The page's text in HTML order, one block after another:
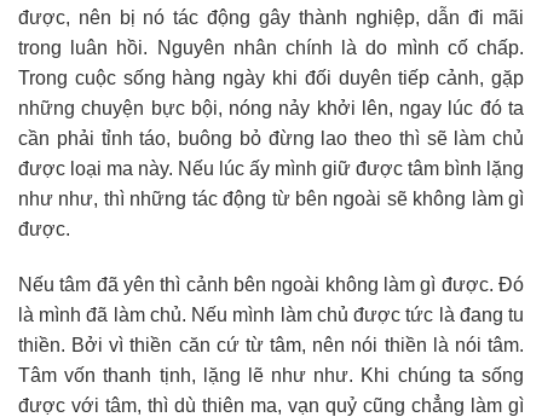
được, nên bị nó tác động gây thành nghiệp, dẫn đi mãi
trong luân hồi. Nguyên nhân chính là do mình cố chấp.
Trong cuộc sống hàng ngày khi đối duyên tiếp cảnh, gặp
những chuyện bực bội, nóng nảy khởi lên, ngay lúc đó ta
cần phải tỉnh táo, buông bỏ đừng lao theo thì sẽ làm chủ
được loại ma này. Nếu lúc ấy mình giữ được tâm bình lặng
như như, thì những tác động từ bên ngoài sẽ không làm gì
được.
Nếu tâm đã yên thì cảnh bên ngoài không làm gì được. Đó
là mình đã làm chủ. Nếu mình làm chủ được tức là đang tu
thiền. Bởi vì thiền căn cứ từ tâm, nên nói thiền là nói tâm.
Tâm vốn thanh tịnh, lặng lẽ như như. Khi chúng ta sống
được với tâm, thì dù thiên ma, vạn quỷ cũng chẳng làm gì